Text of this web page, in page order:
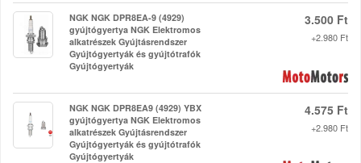
NGK NGK DPR8EA-9 (4929)
gyújtógyertya NGK Elektromos
alkatrészek Gyújtásrendszer
Gyújtógyertyák és gyújtótrafók
Gyújtógyertyák
3.500 Ft
+2.980 Ft
NGK NGK DPR8EA9 (4929) YBX
gyújtógyertya NGK Elektromos
alkatrészek Gyújtásrendszer
Gyújtógyertyák és gyújtótrafók
Gyújtógyertyák
4.575 Ft
+2.980 Ft